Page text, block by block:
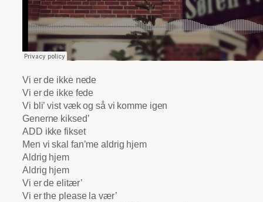
Vi er de ikke nede
Vi er de ikke fede
Vi bli’ vist væk og så vi komme igen
Generne kiksed’
ADD ikke fikset
Men vi skal fan’me aldrig hjem
Aldrig hjem
Aldrig hjem
Vi er de elitær’
Vi er the please la vær’